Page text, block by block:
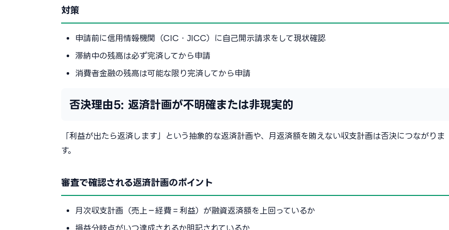
対策
申請前に信用情報機関（CIC・JICC）に自己開示請求をして現状確認
滞納中の残高は必ず完済してから申請
消費者金融の残高は可能な限り完済してから申請
否決理由5: 返済計画が不明確または非現実的
「利益が出たら返済します」という抽象的な返済計画や、月返済額を賄えない収支計画は否決につながりま
す。
審査で確認される返済計画のポイント
月次収支計画（売上−経費＝利益）が融資返済額を上回っているか
損益分岐点がいつ達成されるか明記されているか